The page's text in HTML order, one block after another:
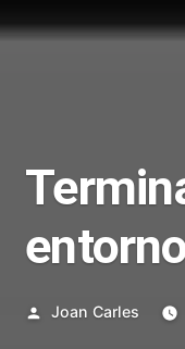
Publicado
Joan Carles